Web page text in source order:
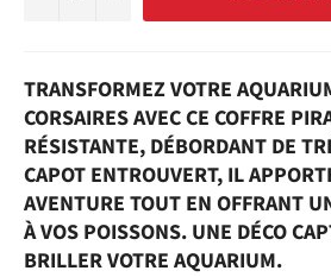
TRANSFORMEZ VOTRE
CORSAIRES AVEC CE COFFRE
RÉSISTANTE, DÉBORDANT DE
CAPOT ENTROUVERT, IL
AVENTURE TOUT EN OFFRANT
À VOS POISSONS. UNE DÉCO
BRILLER VOTRE AQUARIUM.